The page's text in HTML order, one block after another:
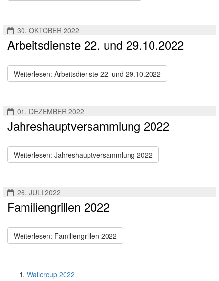
30. OKTOBER 2022
Arbeitsdienste 22. und 29.10.2022
Weiterlesen: Arbeitsdienste 22. und 29.10.2022
01. DEZEMBER 2022
Jahreshauptversammlung 2022
Weiterlesen: Jahreshauptversammlung 2022
26. JULI 2022
Familiengrillen 2022
Weiterlesen: Familiengrillen 2022
Wallercup 2022